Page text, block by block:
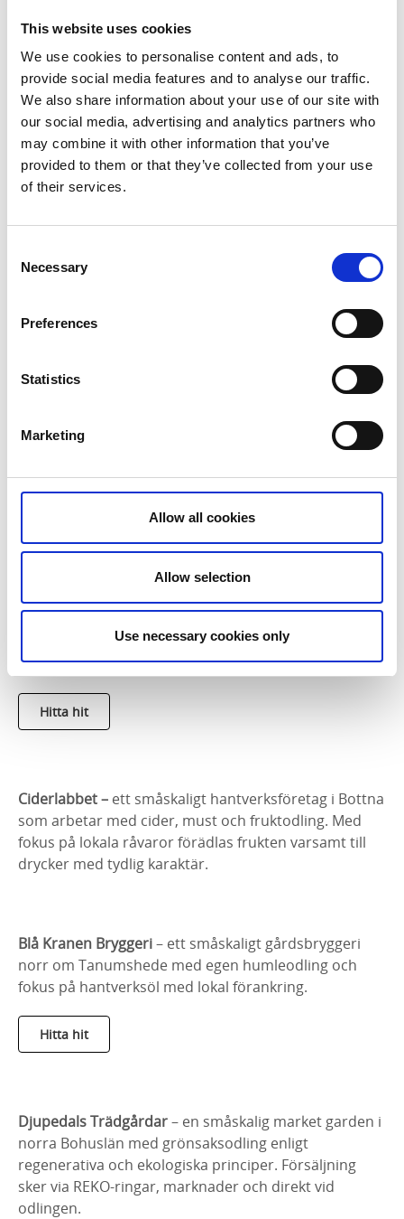
This website uses cookies
We use cookies to personalise content and ads, to
provide social media features and to analyse our traffic.
We also share information about your use of our site with
our social media, advertising and analytics partners who
may combine it with other information that you’ve
provided to them or that they’ve collected from your use
of their services.
Selection
Necessary
Preferences
Statistics
Marketing
Allow all cookies
Allow selection
Use necessary cookies only
Grimslätts Gård – Småskalig gård med gotlandsfår
och biodling. I gårdsbutiken säljs honung, lammskinn
och KRAV‑certifierat lammkött. Här möts hållbarhet,
djurvälfärd och genuint hantverk – med fokus på
kvalitet och det äkta från gård till kund.
Hitta hit
Täcklebo Musteri
– ett småskaligt musteri i Bottna
äpplemust. Musten säljs på marknader i närområdet.
– stengodskeramik och
konst i en ombyggd ladugård i Rabbalshede. En lugn
och inspirerande miljö med utställning och
Pallen Ekogård– produktion och försäljning av
Här finns även herefordkor som betar klöver och
gräs.
Hitta hit
Ciderlabbet – ett småskaligt hantverksföretag i Bottna
som arbetar med cider, must och fruktodling. Med
fokus på lokala råvaror förädlas frukten varsamt till
drycker med tydlig karaktär.
Blå Kranen Bryggeri– ett småskaligt gårdsbryggeri
norr om Tanumshede med egen humleodling och
fokus på hantverksöl med lokal förankring.
Hitta hit
Djupedals Trädgårdar– en småskalig market garden i
norra Bohuslän med grönsaksodling enligt
regenerativa och ekologiska principer. Försäljning
sker via REKO‑ringar, marknader och direkt vid
odlingen.